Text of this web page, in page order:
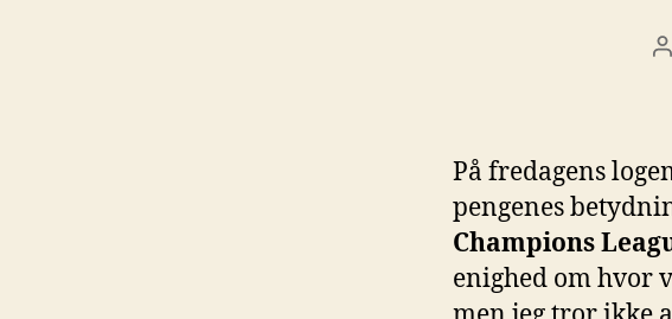
På fredagens
pengenes
Champions
enighed om hvor